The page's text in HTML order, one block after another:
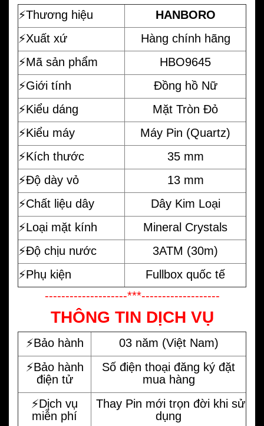
⚡️Thương hiệu
HANBORO
⚡️Xuất xứ
Hàng chính hãng
⚡️Mã sản phẩm
HBO9645
⚡️Giới tính
Đồng hồ Nữ
⚡️Kiểu dáng
Mặt Tròn Đỏ
⚡️Kiểu máy
Máy Pin (Quartz)
⚡️Kích thước
35 mm
⚡️Độ dày vỏ
13 mm
⚡️Chất liệu dây
Dây Kim Loại
⚡️Loại mặt kính
Mineral Crystals
⚡️Độ chịu nước
3ATM (30m)
⚡️Phụ kiện
Fullbox quốc tế
--------------------***-------------------
THÔNG TIN DỊCH VỤ
⚡️Bảo hành
03 năm (Việt Nam)
⚡️Bảo hành
điện tử
Số điện thoại đăng ký đặt
mua hàng
⚡️Dịch vụ
miễn phí
Thay Pin mới trọn đời khi sử
dụng